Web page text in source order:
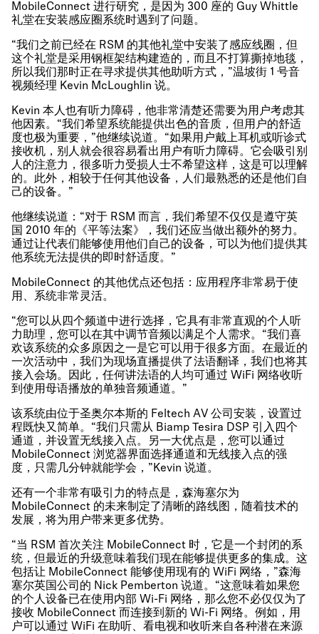
MobileConnect 进行研究，是因为 300 座的 Guy Whittle
礼堂在安装感应圈系统时遇到了问题。
“我们之前已经在 RSM 的其他礼堂中安装了感应线圈，但
这个礼堂是采用钢框架结构建造的，而且不打算撕掉地毯，
所以我们那时正在寻求提供其他助听方式，”温坡街 1 号音
视频经理 Kevin McLoughlin 说。
Kevin 本人也有听力障碍，他非常清楚还需要为用户考虑其
他因素。“我们希望系统能提供出色的音质，但用户的舒适
度也极为重要，”他继续说道。“如果用户戴上耳机或听诊式
接收机，别人就会很容易看出用户有听力障碍。它会吸引别
人的注意力，很多听力受损人士不希望这样，这是可以理解
的。此外，相较于任何其他设备，人们最熟悉的还是他们自
己的设备。”
他继续说道：“对于 RSM 而言，我们希望不仅仅是遵守英
国 2010 年的《平等法案》，我们还应当做出额外的努力。
通过让代表们能够使用他们自己的设备，可以为他们提供其
他系统无法提供的即时舒适度。”
MobileConnect 的其他优点还包括：应用程序非常易于使
用、系统非常灵活。
“您可以从四个频道中进行选择，它具有非常直观的个人听
力助理，您可以在其中调节音频以满足个人需求。“我们喜
欢该系统的众多原因之一是它可以用于很多方面。在最近的
一次活动中，我们为现场直播提供了法语翻译，我们也将其
接入会场。因此，任何讲法语的人均可通过 WiFi 网络收听
到使用母语播放的单独音频通道。”
该系统由位于圣奥尔本斯的 Feltech AV 公司安装，设置过
程既快又简单。“我们只需从 Biamp Tesira DSP 引入四个
通道，并设置无线接入点。另一大优点是，您可以通过
MobileConnect 浏览器界面选择通道和无线接入点的强
度，只需几分钟就能学会，”Kevin 说道。
还有一个非常有吸引力的特点是，森海塞尔为
MobileConnect 的未来制定了清晰的路线图，随着技术的
发展，将为用户带来更多优势。
“当 RSM 首次关注 MobileConnect 时，它是一个封闭的系
统，但最近的升级意味着我们现在能够提供更多的集成。这
包括让 MobileConnect 能够使用现有的 WiFi 网络，”森海
塞尔英国公司的 Nick Pemberton 说道。“这意味着如果您
的个人设备已在使用内部 Wi-Fi 网络，那么您不必仅仅为了
接收 MobileConnect 而连接到新的 Wi-Fi 网络。例如，用
户可以通过 WiFi 在助听、看电视和收听来自各种潜在来源